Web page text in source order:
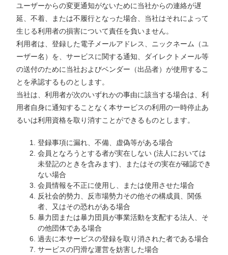
ユーザーからの変更通知がないために当社からの連絡が遅
延、不着、または不履行となった場合、当社はそれによって
生じる利用者の損害について責任を負いません。
利用者は、登録した電子メールアドレス、ニックネーム（ユ
ーザー名）を、サービスに関する通知、ダイレクトメール等
の送付のために当社およびベンダー（出品者）が使用するこ
とを承認するものとします。
当社は、利用者が次のいずれかの事由に該当する場合は、利
用者自身に通知することなく本サービスの利用の一時停止あ
るいは利用資格を取り消すことができるものとします。
登録事項に漏れ、不備、虚偽等がある場合
会員となろうとする者が実在しない (法人においては
未登記のときを含みます)、またはその実在が確認でき
ない場合
会員情報を不正に使用し、または使用させた場合
反社会的勢力、反市場勢力その他その構成員、関係
者、又はその恐れがある場合
暴力団または暴力団員が事業活動を支配する法人、そ
の他団体である場合
過去に本サービスの登録を取り消された者である場合
サービスの円滑な運営を妨害した場合